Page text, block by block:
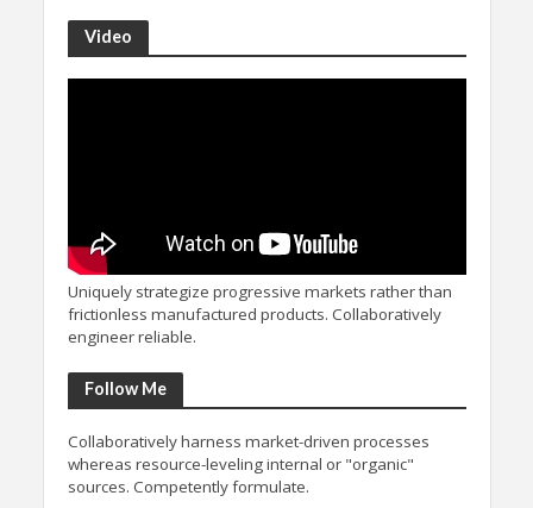
Video
Uniquely strategize progressive markets rather than
frictionless manufactured products. Collaboratively
engineer reliable.
Follow Me
Collaboratively harness market-driven processes
whereas resource-leveling internal or "organic"
sources. Competently formulate.